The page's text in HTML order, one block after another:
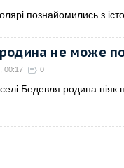
познайомились з
не може
00:17 0
Бедевля родина ніяк